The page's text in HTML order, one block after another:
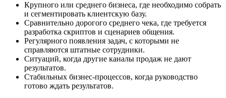
Крупного или среднего бизнеса, где необходимо собрать
и сегментировать клиентскую базу.
Сравнительно дорогого среднего чека, где требуется
разработка скриптов и сценариев общения.
Регулярного появления задач, с которыми не
справляются штатные сотрудники.
Ситуаций, когда другие каналы продаж не дают
результатов.
Стабильных бизнес-процессов, когда руководство
готово ждать результатов.